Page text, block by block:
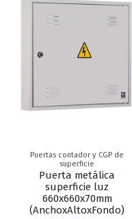
Puertas contador y CGP de
superficie
Puerta metálica
superficie luz
660x660x70mm
(AnchoxAltoxFondo)